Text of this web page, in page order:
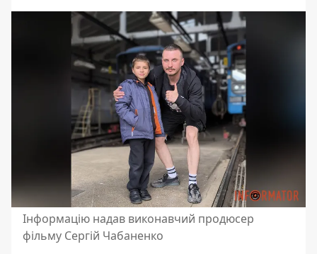
Інформацію надав виконавчий продюсер
фільму Сергій Чабаненко